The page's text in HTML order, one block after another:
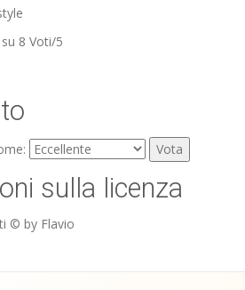
8 Voti/5
sulla licenza
© by Flavio